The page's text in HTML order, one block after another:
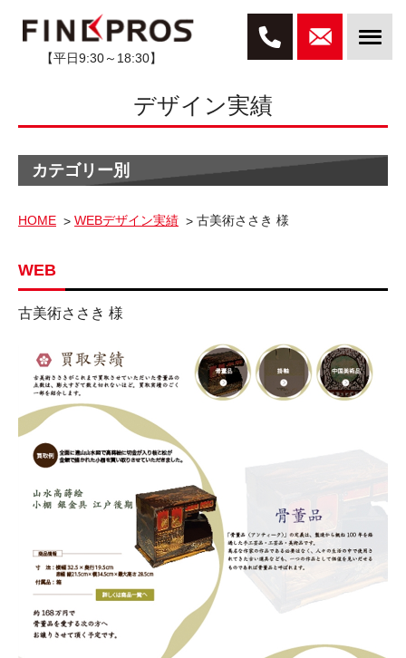
【平日9:30～18:30】
デザイン実績
カテゴリー別
HOME WEBデザイン実績 古美術ささき 様
WEB
古美術ささき 様